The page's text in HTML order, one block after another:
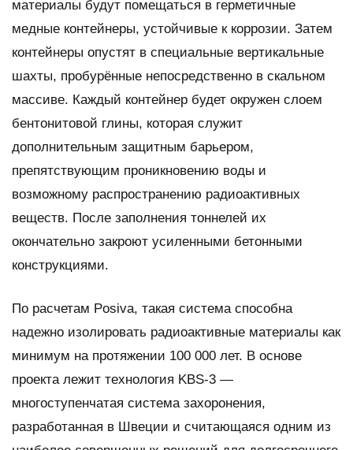
материалы будут помещаться в герметичные
медные контейнеры, устойчивые к коррозии. Затем
контейнеры опустят в специальные вертикальные
шахты, пробурённые непосредственно в скальном
массиве. Каждый контейнер будет окружен слоем
бентонитовой глины, которая служит
дополнительным защитным барьером,
препятствующим проникновению воды и
возможному распространению радиоактивных
веществ. После заполнения тоннелей их
окончательно закроют усиленными бетонными
конструкциями.
По расчетам Posiva, такая система способна
надежно изолировать радиоактивные материалы как
минимум на протяжении 100 000 лет. В основе
проекта лежит технология KBS-3 —
многоступенчатая система захоронения,
разработанная в Швеции и считающаяся одним из